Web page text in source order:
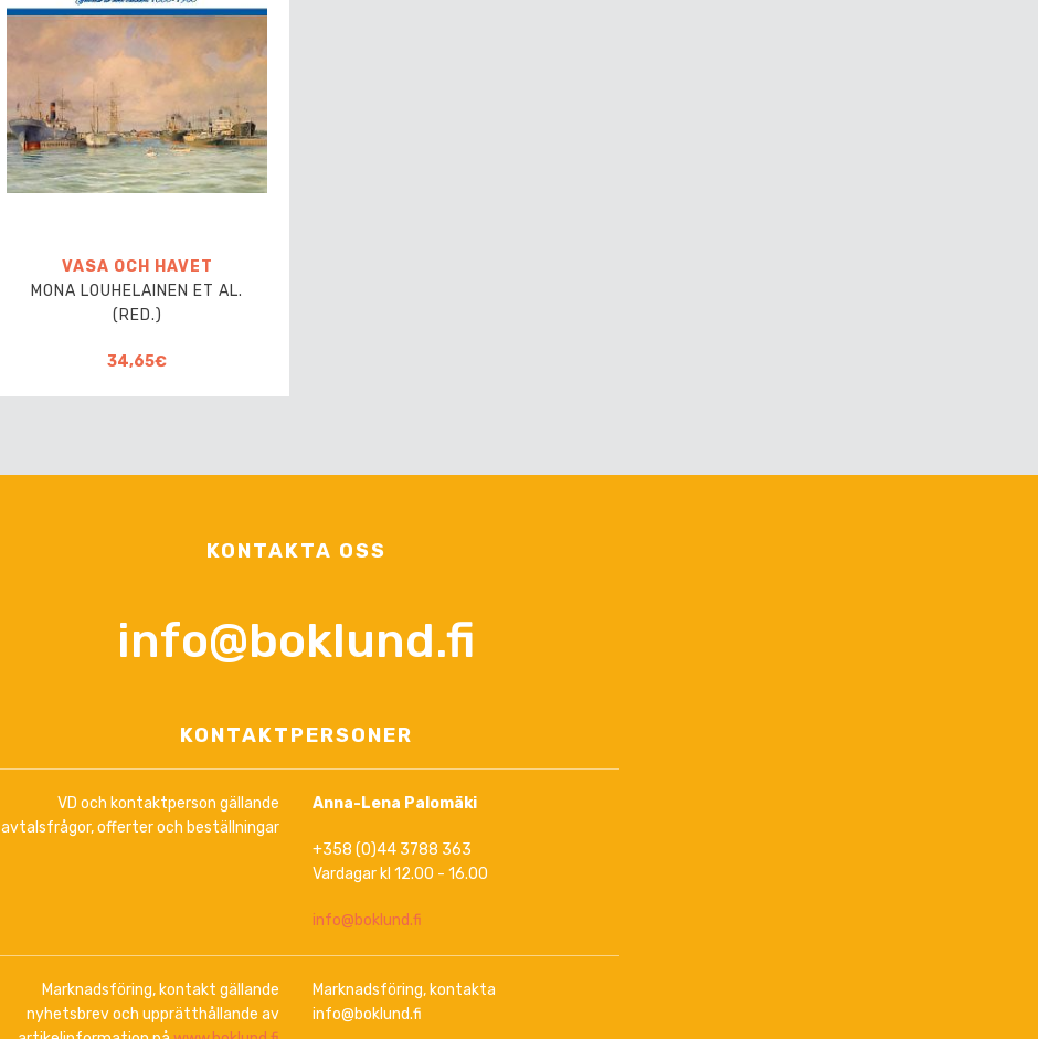
VASA OCH HAVET
MONA LOUHELAINEN ET AL.
(RED.)
34,65€
KONTAKTA OSS
info@boklund.fi
KONTAKTPERSONER
VD och kontaktperson gällande
avtalsfrågor, offerter och beställningar
Anna-Lena Palomäki
+358 (0)44 3788 363
Vardagar kl 12.00 - 16.00
info@boklund.fi
Marknadsföring, kontakt gällande
nyhetsbrev och upprätthållande av
Marknadsföring, kontakta
info@boklund.fi